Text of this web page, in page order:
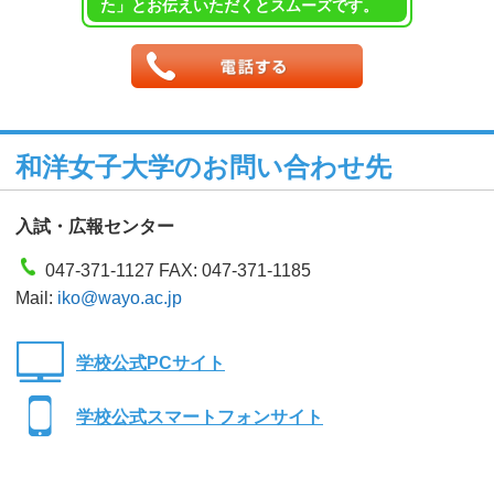
た」とお伝えいただくとスムーズです。
和洋女子大学のお問い合わせ先
入試・広報センター
047-371-1127 FAX: 047-371-1185
Mail: iko@wayo.ac.jp
学校公式PCサイト
学校公式スマートフォンサイト